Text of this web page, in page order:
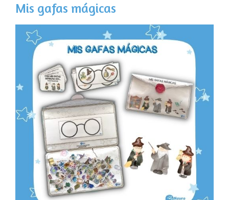
Mis gafas mágicas